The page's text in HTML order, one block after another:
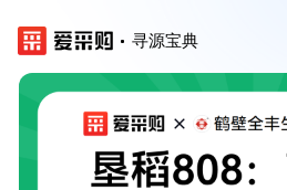
寻源宝典